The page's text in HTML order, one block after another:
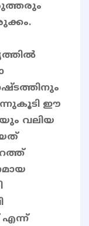
ഈ
വലിയ
എന്ന്